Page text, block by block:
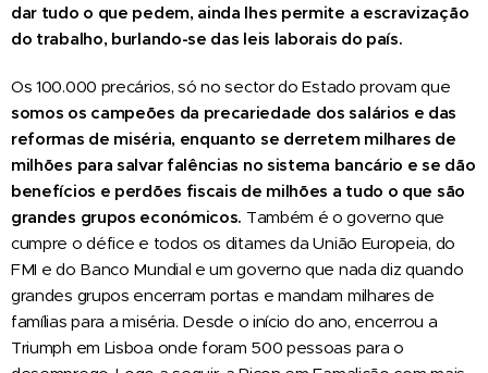
dar tudo o que pedem, ainda lhes permite a escravização
do trabalho, burlando-se das leis laborais do país.
Os 100.000 precários, só no sector do Estado provam que
somos os campeões da precariedade dos salários e das
reformas de miséria, enquanto se derretem milhares de
milhões para salvar falências no sistema bancário e se dão
benefícios e perdões fiscais de milhões a tudo o que são
grandes grupos económicos. Também é o governo que
cumpre o défice e todos os ditames da União Europeia, do
FMI e do Banco Mundial e um governo que nada diz quando
grandes grupos encerram portas e mandam milhares de
famílias para a miséria. Desde o início do ano, encerrou a
Triumph em Lisboa onde foram 500 pessoas para o